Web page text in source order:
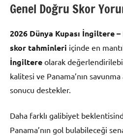
Genel Doğru Skor
2026 Dünya Kupası İngiltere
skor tahminleri içinde en
İngiltere olarak
kalitesi ve Panama’nın savunma
sonucu destekler.
Daha farklı galibiyet
Panama’nın gol bulabileceği